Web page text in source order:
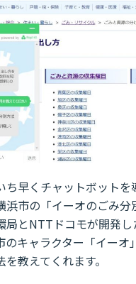
ち早くチャットボットを
浜市の「イーオのごみ分
局とNTTドコモが開発し
のキャラクター「イーオ
教えてくれます。